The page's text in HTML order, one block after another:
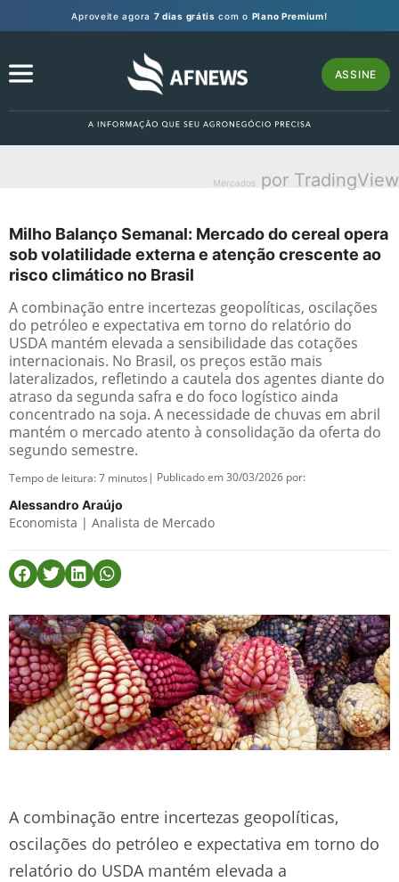
Aproveite agora 7 dias grátis com o Plano Premium!
ASSINE
Mercados por TradingView
Milho Balanço Semanal: Mercado do cereal opera
sob volatilidade externa e atenção crescente ao
risco climático no Brasil
A combinação entre incertezas geopolíticas, oscilações
do petróleo e expectativa em torno do relatório do
USDA mantém elevada a sensibilidade das cotações
internacionais. No Brasil, os preços estão mais
lateralizados, refletindo a cautela dos agentes diante do
atraso da segunda safra e do foco logístico ainda
concentrado na soja. A necessidade de chuvas em abril
mantém o mercado atento à consolidação da oferta do
segundo semestre.
Tempo de leitura:7 minutos | Publicado em 30/03/2026 por:
Alessandro Araújo
Economista | Analista de Mercado
A combinação entre incertezas geopolíticas,
oscilações do petróleo e expectativa em torno do
relatório do USDA mantém elevada a